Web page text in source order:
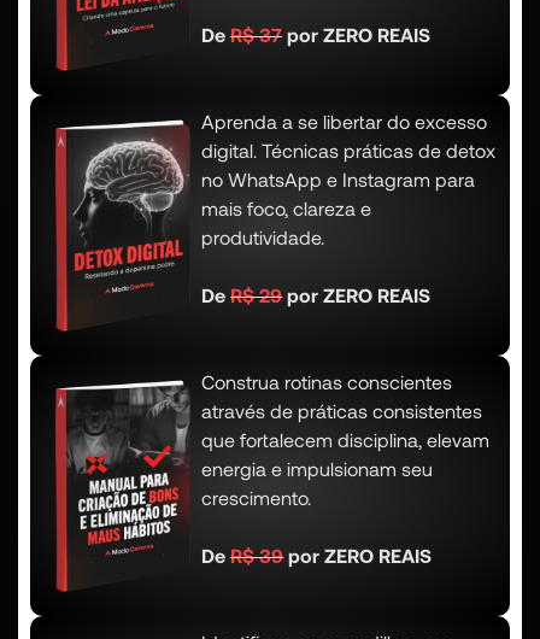
DeR$ 37por ZERO REAIS
Aprenda a se libertar do excesso
digital. Técnicas práticas de detox
no WhatsApp e Instagram para
mais foco, clareza e
produtividade.
DeR$ 29por ZERO REAIS
Construa rotinas conscientes
através de práticas consistentes
que fortalecem disciplina, elevam
energia e impulsionam seu
crescimento.
DeR$ 39por ZERO REAIS